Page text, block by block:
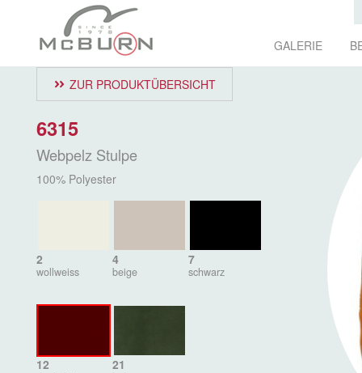
GALERIE
ZUR PRODUKTÜBERSICHT
6315
Webpelz Stulpe
100% Polyester
2
wollweiss
4
beige
7
schwarz
12 21